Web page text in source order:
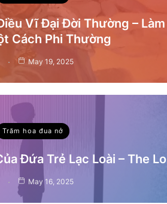
Vĩ Đại Đời Thường –
Cách Phi Thường
May 19, 2025
Trăm hoa đua nở
Đứa Trẻ Lạc Loài – The
May 16, 2025